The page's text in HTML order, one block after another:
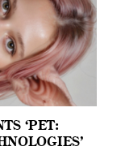
‘PET: